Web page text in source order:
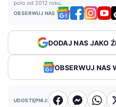
polo od 2012 roku.
OBSERWUJ NAS
DODAJ NAS JAKO
OBSERWUJ NAS
UDOSTĘPNIJ: